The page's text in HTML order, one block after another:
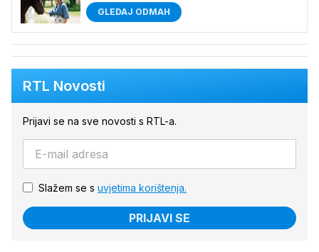
GLEDAJ ODMAH
RTL Novosti
Prijavi se na sve novosti s RTL-a.
Slažem se s uvjetima korištenja.
PRIJAVI SE